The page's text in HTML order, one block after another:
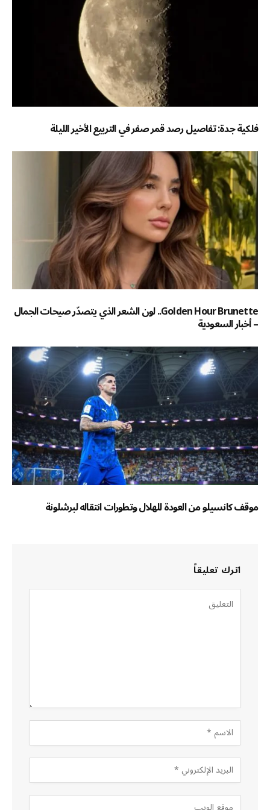
فلكية جدة: تفاصيل رصد قمر صفر في التربيع الأخير الليلة
Golden Hour Brunette.. لون الشعر الذي يتصدّر صيحات الجمال
– أخبار السعودية
موقف كانسيلو من العودة للهلال وتطورات انتقاله لبرشلونة
اترك تعليقاً